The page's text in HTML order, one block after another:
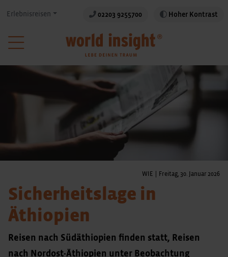
Erlebnisreisen 02203 9255700 Hoher Kontrast
WIE Freitag, 30. Januar 2026
Sicherheitslage in
Äthiopien
Reisen nach Südäthiopien finden statt, Reisen
nach Nordost-Äthiopien unter Beobachtung